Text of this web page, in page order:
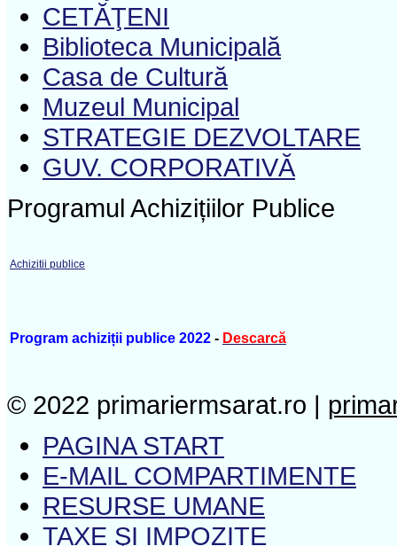
CETĂŢENI
Biblioteca Municipală
Casa de Cultură
Muzeul Municipal
STRATEGIE DEZVOLTARE
GUV. CORPORATIVĂ
Programul Achizițiilor Publice
Achizitii publice
Program achiziții publice 2022 - Descarcă
© 2022 primariermsarat.ro |
PAGINA START
E-MAIL COMPARTIMENTE
RESURSE UMANE
TAXE ŞI IMPOZITE